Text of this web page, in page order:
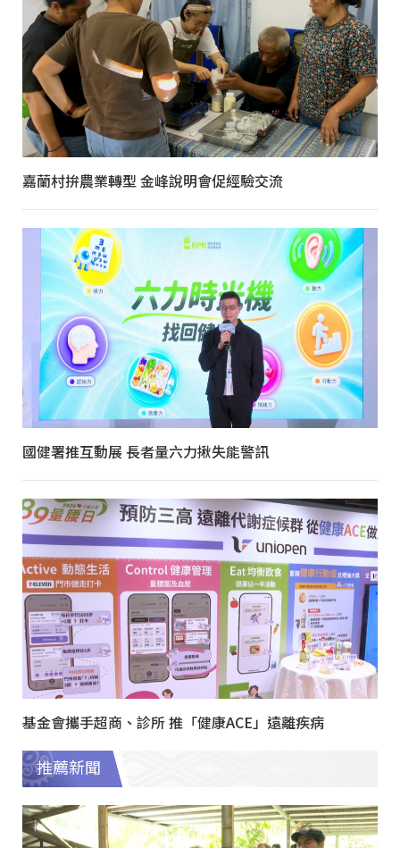
嘉蘭村拚農業轉型 金峰說明會促經驗交流
國健署推互動展 長者量六力揪失能警訊
基金會攜手超商、診所 推「健康ACE」遠離疾病
推薦新聞